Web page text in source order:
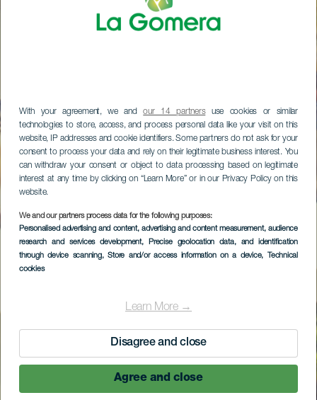
With your agreement, we andour 14 partnersuse cookies or similar
technologies to store, access, and process personal data like your visit on this
website, IP addresses and cookie identifiers. Some partners do not ask for your
consent to process your data and rely on their legitimate business interest. You
can withdraw your consent or object to data processing based on legitimate
interest at any time by clicking on “Learn More” or in our Privacy Policy on this
website.
We and our partners process data for the following purposes:
Personalised advertising and content, advertising and content measurement, audience
research and services development, Precise geolocation data, and identification
through device scanning, Store and/or access information on a device, Technical
cookies
Learn More →
Disagree and close
Agree and close